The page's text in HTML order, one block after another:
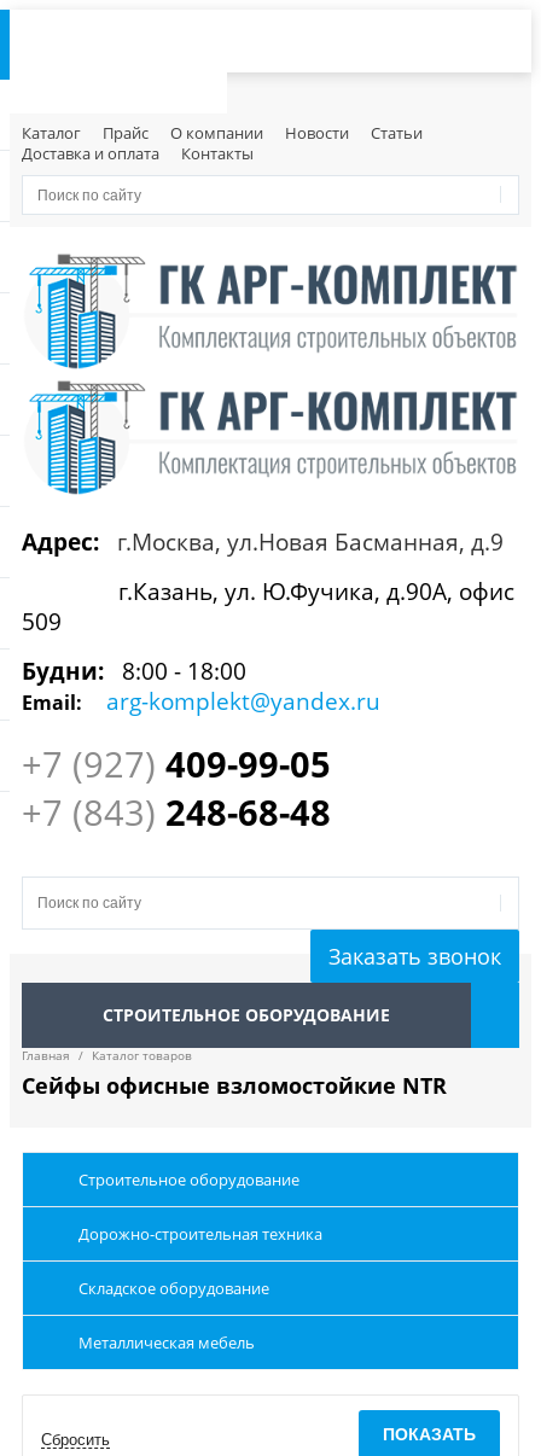
Каталог Прайс О компании Новости
Статьи
Доставка и оплата
Контакты
Адрес:
г.Москва, ул.Новая Басманная, д.9
г.Казань, ул. Ю.Фучика, д.90А, офис
509
Будни:
8:00 - 18:00
Email: arg-komplekt@yandex.ru
+7 (927) 409-99-05
+7 (843) 248-68-48
Заказать звонок
СТРОИТЕЛЬНОЕ ОБОРУДОВАНИЕ
Главная / Каталог товаров
Сейфы офисные взломостойкие NTR
Строительное оборудование
Дорожно-строительная техника
Складское оборудование
Металлическая мебель